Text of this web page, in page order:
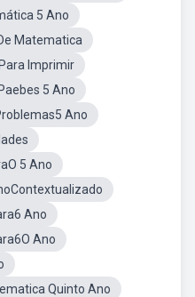
5 Ano
Matematica
Imprimir
5 Ano
Ano
5 Ano
Ano
Ano
Quinto Ano